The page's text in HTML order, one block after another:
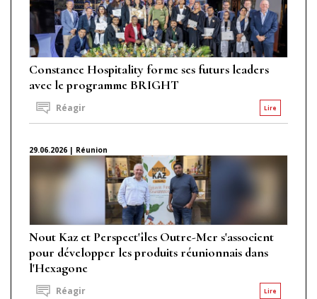
Constance Hospitality forme ses futurs leaders
avec le programme BRIGHT
Lire
Réagir
29.06.2026 | Réunion
Nout Kaz et Perspect'îles Outre-Mer s'associent
pour développer les produits réunionnais dans
l'Hexagone
Lire
Réagir